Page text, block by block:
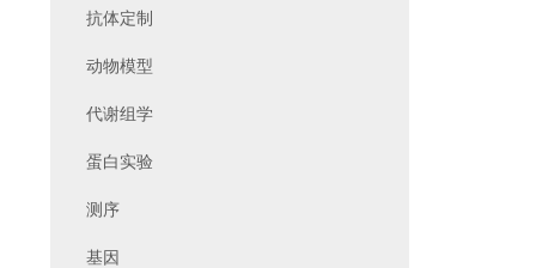
抗体定制
动物模型
代谢组学
蛋白实验
测序
基因